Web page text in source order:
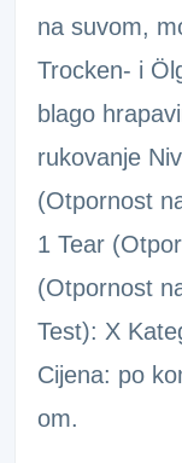
na suvom,
Trocken- i
blago
rukovanje
(Otpornost
1 Tear
(Otpornost
Test): X
Cijena: po
om.